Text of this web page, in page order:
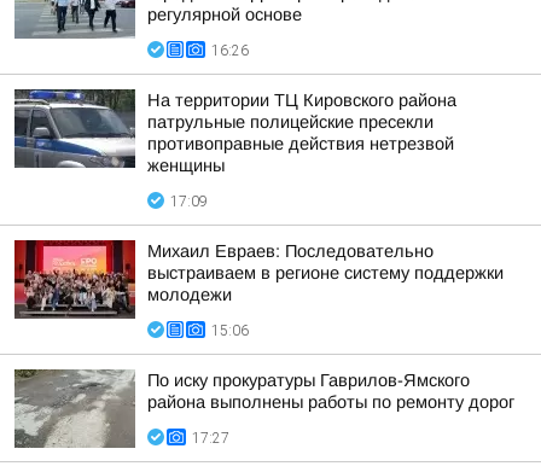
регулярной основе
16:26
На территории ТЦ Кировского района
патрульные полицейские пресекли
противоправные действия нетрезвой
женщины
17:09
Михаил Евраев: Последовательно
выстраиваем в регионе систему поддержки
молодежи
15:06
По иску прокуратуры Гаврилов-Ямского
района выполнены работы по ремонту дорог
17:27